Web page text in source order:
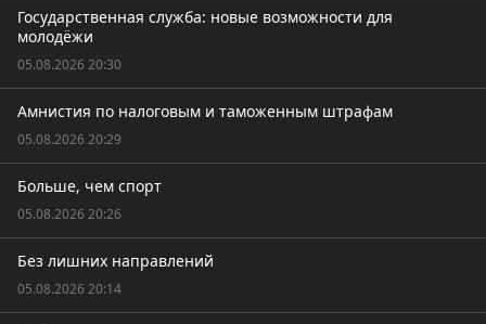
Государственная служба: новые возможности для
молодёжи
05.08.2026 20:30
Амнистия по налоговым и таможенным штрафам
05.08.2026 20:29
Больше, чем спорт
05.08.2026 20:26
Без лишних направлений
05.08.2026 20:14